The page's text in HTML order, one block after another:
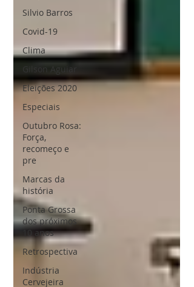
Silvio Barros
Covid-19
Clima
Gilson Aguiar
Eleições 2020
Especiais
Outubro Rosa:
Força,
recomeço e
pre
Marcas da
história
Ponta Grossa
dos próximos
10 anos
Retrospectiva
Indústria
Cervejeira